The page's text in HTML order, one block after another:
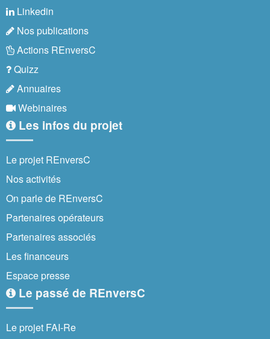
Linkedin
Nos publications
Actions REnversC
Quizz
Annuaires
Webinaires
Les infos du projet
Le projet REnversC
Nos activités
On parle de REnversC
Partenaires opérateurs
Partenaires associés
Les financeurs
Espace presse
Le passé de REnversC
Le projet FAI-Re